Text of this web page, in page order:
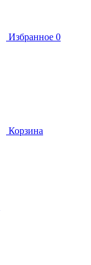
Избранное 0
Корзина